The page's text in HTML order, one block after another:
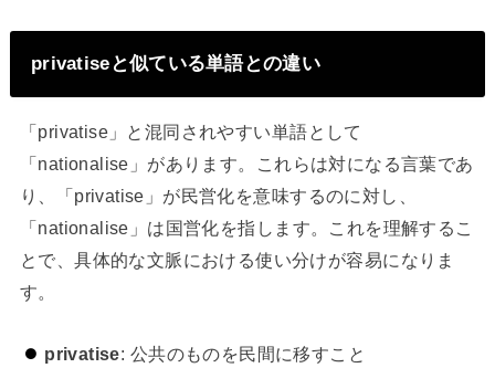
privatiseと似ている単語との違い
「privatise」と混同されやすい単語として
「nationalise」があります。これらは対になる言葉であ
り、「privatise」が民営化を意味するのに対し、
「nationalise」は国営化を指します。これを理解するこ
とで、具体的な文脈における使い分けが容易になりま
す。
privatise: 公共のものを民間に移すこと